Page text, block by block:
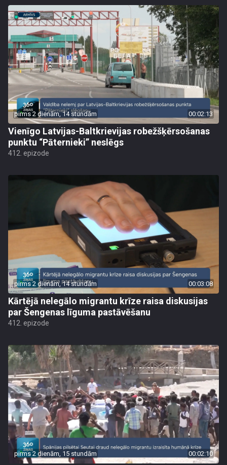
pirms 2 dienām, 14 stundām 00:02:13
Vienīgo Latvijas-Baltkrievijas robežšķērsošanas
punktu “Pāternieki” neslēgs
412. epizode
pirms 2 dienām, 14 stundām 00:03:08
Kārtējā nelegālo migrantu krīze raisa diskusijas
par Šengenas līguma pastāvēšanu
412. epizode
pirms 2 dienām, 15 stundām 00:02:10